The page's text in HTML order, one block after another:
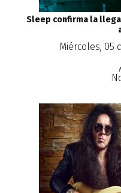
Sleep confirma la
Miércoles, 05